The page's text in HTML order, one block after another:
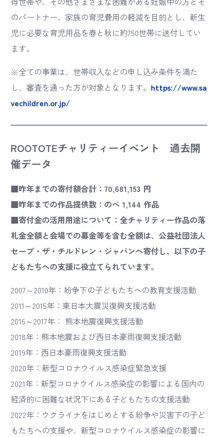
のパートナー、家族の育児費用の軽減を目的とし、新生
児に必要な育児用品を春と秋に約750世帯に送付してい
ます。
※全ての事業は、世帯収入などの申し込み条件を満た
し、審査を通った方が対象となります。 https://www.sa
vechildren.or.jp/
ROOTOTEチャリティーイベント 過去開
催データ
■昨年までの寄付額合計：70,681,153 円
■昨年までの作品提供数：のべ 1,144 作品
■寄付金の活用用途について：全チャリティー作品の落
札金全額と会場での募金等を含む全額は、公益社団法人
セーブ・ザ・チルドレン・ジャパンへ寄付し、以下の子
どもたちへの支援に役立てられています。
2007～2010年：紛争下の子どもたちへの教育支援活動
2011～2015年：東日本大震災復興支援活動
2016～2017年： 熊本地震復興支援活動
2018年：熊本地震および西日本豪雨復興支援活動
2019年：西日本豪雨復興支援活動
2020年：新型コロナウイルス感染症緊急支援
2021年：新型コロナウイルス感染症の影響による国内の
経済的に困難な状況下にある子どもたちの支援活動
2022年：ウクライナをはじめとする紛争や災害下の子ど
もたちへの支援や、新型コロナウイルス感染症の影響に